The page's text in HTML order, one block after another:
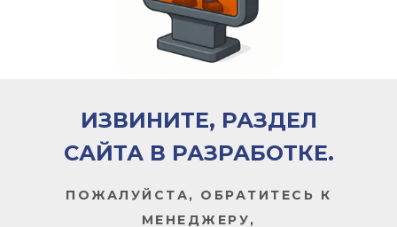
ПОЖАЛУЙСТА, ОБРАТИТЕСЬ К
МЕНЕДЖЕРУ,
ИЗВИНИТЕ, РАЗДЕЛ
САЙТА В РАЗРАБОТКЕ.